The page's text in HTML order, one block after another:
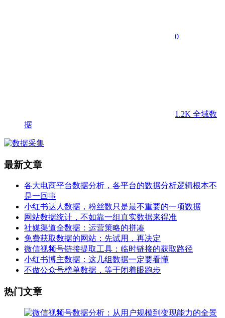
0
1.2K 全域数
据
最新文章
各大电商平台数据分析，各平台的数据分析逻辑根本不
是一回事
小红书达人数据，粉丝数只是最不重要的一项数据
网站数据统计，不如靠一组真实数据来得准
社媒渠道全数据：运营策略的拼凑
免费获取数据的网站：先试用，再决定
微信视频号链接提取工具：临时链接的获取路径
小红书博主数据：这几组数据一定要看懂
不做公众号榜单数据，等于闭着眼跑步
热门文章